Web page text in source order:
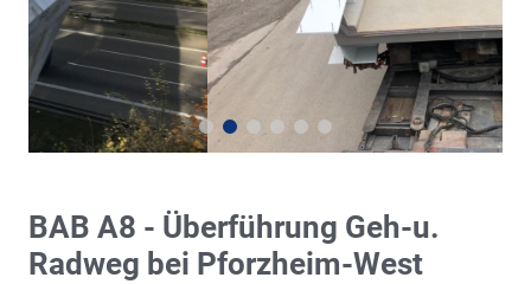
BAB A8 - Überführung Geh-u.
Radweg bei Pforzheim-West